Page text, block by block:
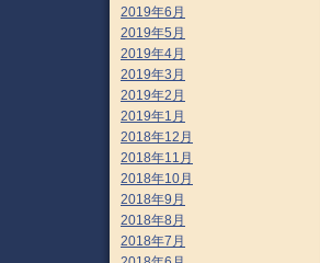
2019年6月
2019年5月
2019年4月
2019年3月
2019年2月
2019年1月
2018年12月
2018年11月
2018年10月
2018年9月
2018年8月
2018年7月